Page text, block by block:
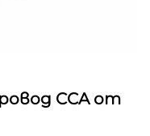
CCA от